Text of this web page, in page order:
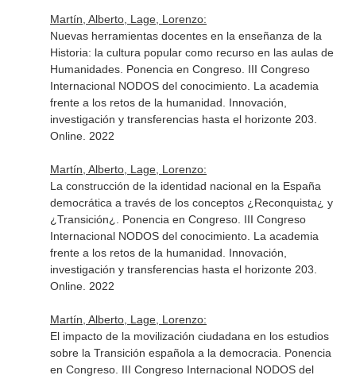
Martín, Alberto, Lage, Lorenzo:
Nuevas herramientas docentes en la enseñanza de la
Historia: la cultura popular como recurso en las aulas de
Humanidades. Ponencia en Congreso. III Congreso
Internacional NODOS del conocimiento. La academia
frente a los retos de la humanidad. Innovación,
investigación y transferencias hasta el horizonte 203.
Online. 2022
Martín, Alberto, Lage, Lorenzo:
La construcción de la identidad nacional en la España
democrática a través de los conceptos ¿Reconquista¿ y
¿Transición¿. Ponencia en Congreso. III Congreso
Internacional NODOS del conocimiento. La academia
frente a los retos de la humanidad. Innovación,
investigación y transferencias hasta el horizonte 203.
Online. 2022
Martín, Alberto, Lage, Lorenzo:
El impacto de la movilización ciudadana en los estudios
sobre la Transición española a la democracia. Ponencia
en Congreso. III Congreso Internacional NODOS del